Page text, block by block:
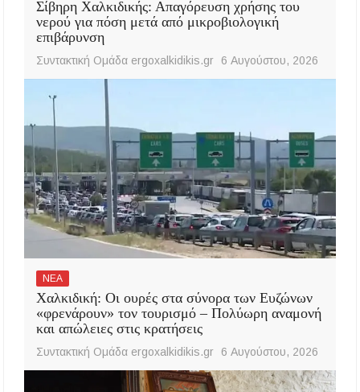
Σίβηρη Χαλκιδικής: Απαγόρευση χρήσης του
νερού για πόση μετά από μικροβιολογική
επιβάρυνση
Συντακτική Ομάδα ergoxalkidikis.gr 6 Αυγούστου, 2026
ΝΕΑ
Χαλκιδική: Οι ουρές στα σύνορα των Ευζώνων
«φρενάρουν» τον τουρισμό – Πολύωρη αναμονή
και απώλειες στις κρατήσεις
Συντακτική Ομάδα ergoxalkidikis.gr 6 Αυγούστου, 2026